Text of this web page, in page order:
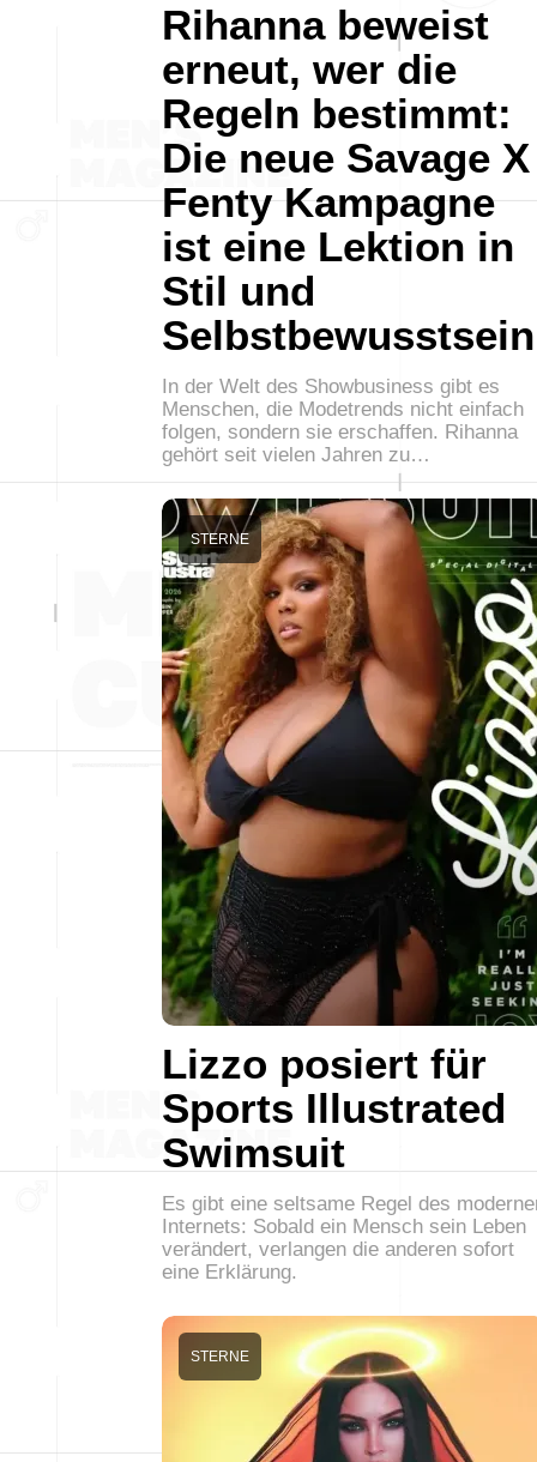
Rihanna beweist
erneut, wer die
Regeln bestimmt:
Die neue Savage X
Fenty Kampagne
ist eine Lektion in
Stil und
Selbstbewusstsein
In der Welt des Showbusiness gibt es
Menschen, die Modetrends nicht einfach
folgen, sondern sie erschaffen. Rihanna
gehört seit vielen Jahren zu…
Lizzo posiert für
Sports Illustrated
Swimsuit
STERNE
Es gibt eine seltsame Regel des
Internets: Sobald ein Mensch sein Leben
verändert, verlangen die anderen sofort
eine Erklärung.
STERNE